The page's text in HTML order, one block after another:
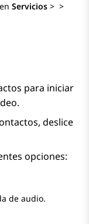
en Servicios > >
para iniciar
deslice
opciones:
de audio.